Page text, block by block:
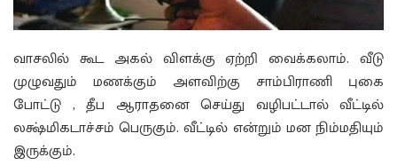
வாசலில் கூட அகல் விளக்கு ஏற்றி வைக்கலாம். வீடு
முழுவதும் மணக்கும் அளவிற்கு சாம்பிராணி புகை
போட்டு , தீப ஆராதனை செய்து வழிபட்டால் வீட்டில்
லக்ஷ்மிகடாச்சம் பெருகும். வீட்டில் என்றும் மன நிம்மதியும்
இருக்கும்.